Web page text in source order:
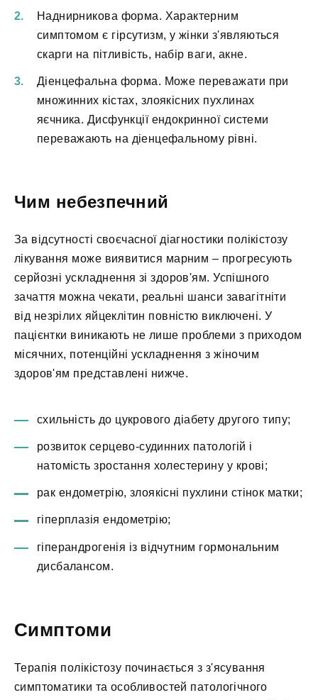
Наднирникова форма. Характерним
симптомом є гірсутизм, у жінки з'являються
скарги на пітливість, набір ваги, акне.
Діенцефальна форма. Може переважати при
множинних кістах, злоякісних пухлинах
яєчника. Дисфункції ендокринної системи
переважають на діенцефальному рівні.
Чим небезпечний
За відсутності своєчасної діагностики полікістозу
лікування може виявитися марним – прогресують
серйозні ускладнення зі здоров'ям. Успішного
зачаття можна чекати, реальні шанси завагітніти
від незрілих яйцеклітин повністю виключені. У
пацієнтки виникають не лише проблеми з приходом
місячних, потенційні ускладнення з жіночим
здоров'ям представлені нижче.
схильність до цукрового діабету другого типу;
розвиток серцево-судинних патологій і
натомість зростання холестерину у крові;
рак ендометрію, злоякісні пухлини стінок матки;
гіперплазія ендометрію;
гіперандрогенія із відчутним гормональним
дисбалансом.
Симптоми
Терапія полікістозу починається з з'ясування
симптоматики та особливостей патологічного